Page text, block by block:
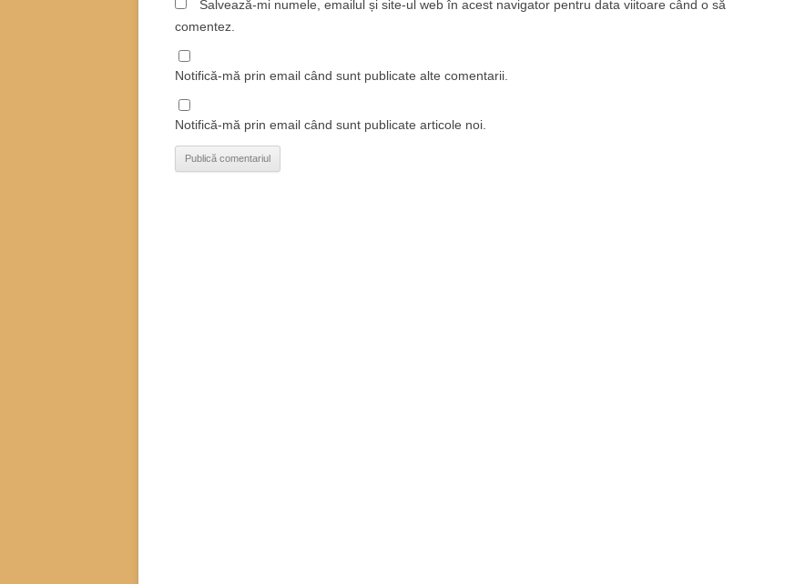
Salvează-mi numele, emailul și site-ul web în acest navigator pentru data viitoare când o să
comentez.
Notifică-mă prin email când sunt publicate alte comentarii.
Notifică-mă prin email când sunt publicate articole noi.